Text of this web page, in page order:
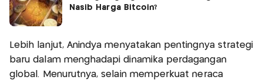
Nasib Harga Bitcoin?
Lebih lanjut, Anindya menyatakan pentingnya strategi
baru dalam menghadapi dinamika perdagangan
global. Menurutnya, selain memperkuat neraca